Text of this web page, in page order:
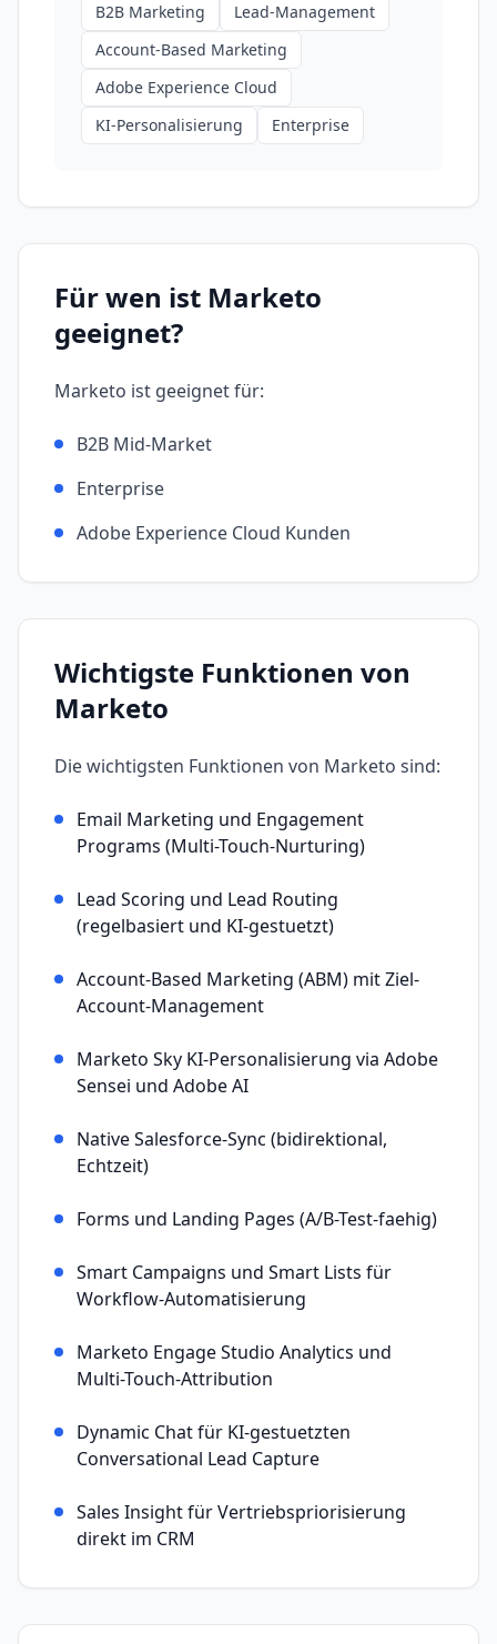
B2B Marketing
Lead-Management
Account-Based Marketing
Adobe Experience Cloud
KI-Personalisierung
Enterprise
Für wen ist Marketo
geeignet?
Marketo ist geeignet für:
B2B Mid-Market
Enterprise
Adobe Experience Cloud Kunden
Wichtigste Funktionen von
Marketo
Die wichtigsten Funktionen von Marketo sind:
Email Marketing und Engagement
Programs (Multi-Touch-Nurturing)
Lead Scoring und Lead Routing
(regelbasiert und KI-gestuetzt)
Account-Based Marketing (ABM) mit Ziel-
Account-Management
Marketo Sky KI-Personalisierung via Adobe
Sensei und Adobe AI
Native Salesforce-Sync (bidirektional,
Echtzeit)
Forms und Landing Pages (A/B-Test-faehig)
Smart Campaigns und Smart Lists für
Workflow-Automatisierung
Marketo Engage Studio Analytics und
Multi-Touch-Attribution
Dynamic Chat für KI-gestuetzten
Conversational Lead Capture
Sales Insight für Vertriebspriorisierung
direkt im CRM